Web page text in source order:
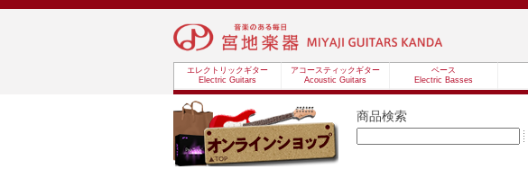
エレクトリックギター
Electric Guitars
アコースティックギター
Acoustic Guitars
ベース
Electric Basses
商品検索